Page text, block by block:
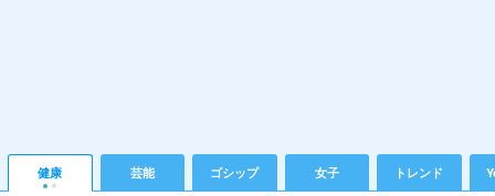
健康 芸能 ゴシップ 女子 トレンド